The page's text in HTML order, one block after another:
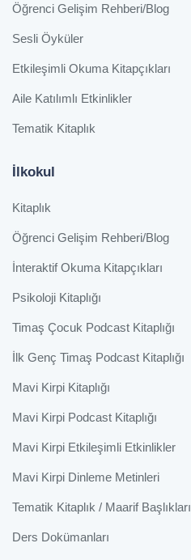
Öğrenci Gelişim Rehberi/Blog
Sesli Öyküler
Etkileşimli Okuma Kitapçıkları
Aile Katılımlı Etkinlikler
Tematik Kitaplık
İlkokul
Kitaplık
Öğrenci Gelişim Rehberi/Blog
İnteraktif Okuma Kitapçıkları
Psikoloji Kitaplığı
Timaş Çocuk Podcast Kitaplığı
İlk Genç Timaş Podcast Kitaplığı
Mavi Kirpi Kitaplığı
Mavi Kirpi Podcast Kitaplığı
Mavi Kirpi Etkileşimli Etkinlikler
Mavi Kirpi Dinleme Metinleri
Tematik Kitaplık / Maarif Başlıkları
Ders Dokümanları